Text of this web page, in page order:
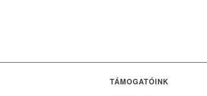
TÁMOGATÓINK